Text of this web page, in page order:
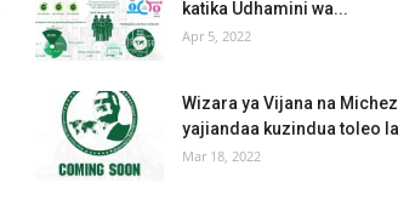
katika Udhamini wa...
Apr 5, 2022
Wizara ya Vijana na
yajiandaa kuzindua toleo
Mar 18, 2022